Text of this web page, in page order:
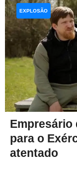
Empresário
para o
atentado
EXPLOSÃO